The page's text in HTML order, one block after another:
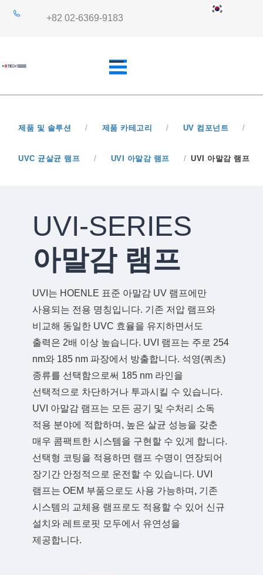
+82 02-6369-9183
다운로드
도움이 필요하십니까? 연락처 :
Phone: +82 02-6369-9183
이메일: Ljh0302@gmail.com
도움이 필요하십니까? 연락처 :
Phone: +82 02-6369-9183
이메일: Ljh0302@gmail.com
제품 및 솔루션 / 제품 카테고리 / UV 컴포넌트 /
UVC 균살균 램프 / UVI 아말감 램프 / UVI 아말감 램프
UVI-SERIES
아말감 램프
UVI는 HOENLE 표준 아말감 UV 램프에만
사용되는 전용 명칭입니다. 기존 저압 램프와
비교해 동일한 UVC 효율을 유지하면서도
출력은 2배 이상 높습니다. UVI 램프는 주로 254
nm와 185 nm 파장에서 방출합니다. 석영(쿼츠)
종류를 선택함으로써 185 nm 라인을
선택적으로 차단하거나 투과시킬 수 있습니다.
UVI 아말감 램프는 모든 공기 및 수처리 소독
적용 분야에 적합하며, 높은 살균 성능을 갖춘
매우 콤팩트한 시스템을 구현할 수 있게 합니다.
선택형 코팅을 적용하면 램프 수명이 연장되어
장기간 안정적으로 운전할 수 있습니다. UVI
램프는 OEM 부품으로도 사용 가능하며, 기존
시스템의 교체용 램프로도 적용할 수 있어 신규
설치와 레트로핏 모두에서 유연성을
제공합니다.